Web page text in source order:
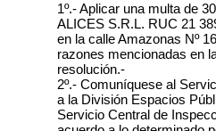
1º.- Aplicar una multa de
ALICES S.R.L. RUC 21
en la calle Amazonas Nº
razones mencionadas en
resolución.-
2º.- Comuníquese al
a la División Espacios
Servicio Central de